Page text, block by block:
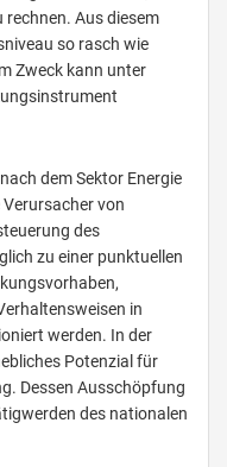
rechnen. Aus diesem
so rasch wie
Zweck kann unter
dem Sektor Energie
von
des
zu einer punktuellen
in
werden. In der
Potenzial für
Dessen Ausschöpfung
des nationalen